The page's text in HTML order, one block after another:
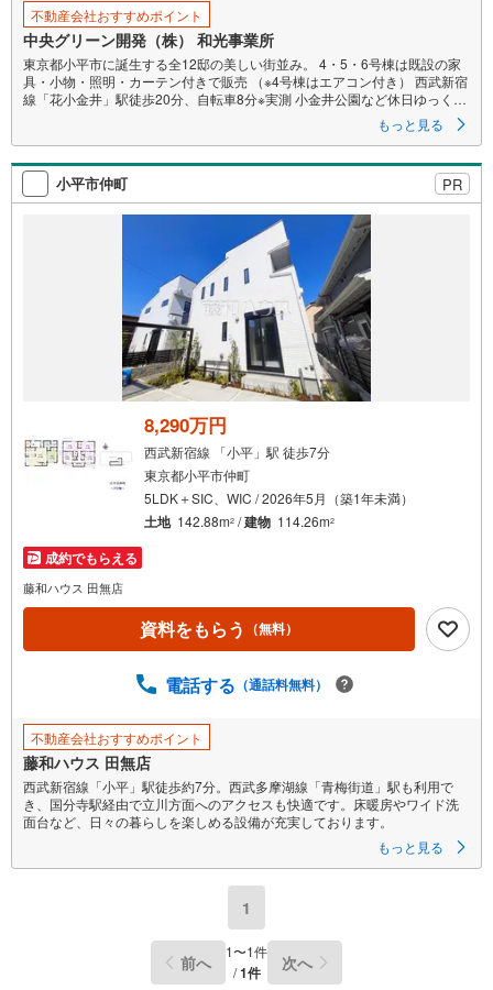
不動産会社おすすめポイント
中央グリーン開発（株） 和光事業所
東京都小平市に誕生する全12邸の美しい街並み。 4・5・6号棟は既設の家
具・小物・照明・カーテン付きで販売 （※4号棟はエアコン付き） 西武新宿
線「花小金井」駅徒歩20分、自転車8分※実測 小金井公園など休日ゆっくり
過ごせる公園はもちろん、イオンモール東久留米など大型の商業施設も利
燥機・電動シャッター・床暖房・宅配ボックス・エコワン標準設定
もっと見る
小平市仲町 PR
8,290万円
西武新宿線 「小平」駅 徒歩7分
東京都小平市仲町
5LDK＋SIC、WIC / 2026年5月（築1年未満）
土地 142.88m2 /建物 114.26m2
成約でもらえる
藤和ハウス 田無店
資料をもらう （無料）
電話する （通話料無料）
不動産会社おすすめポイント
藤和ハウス 田無店
西武新宿線「小平」駅徒歩約7分。西武多摩湖線「青梅街道」駅も利用で
き、国分寺駅経由で立川方面へのアクセスも快適です。床暖房やワイド洗
面台など、日々の暮らしを楽しめる設備が充実しております。
もっと見る
1
前へ 1〜1件
/1件 次へ